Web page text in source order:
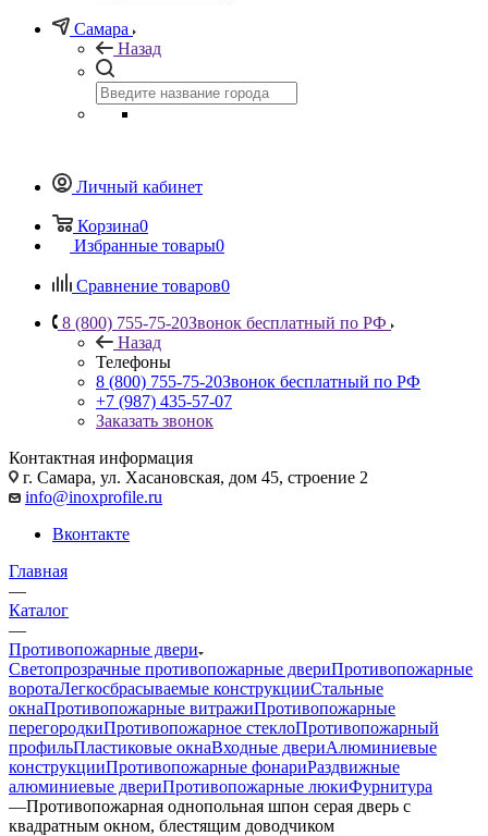
Самара
Назад
Личный кабинет
Корзина0
Избранные товары0
Сравнение товаров0
8 (800) 755-75-20Звонок бесплатный по РФ
Назад
Телефоны
8 (800) 755-75-20Звонок бесплатный по РФ
+7 (987) 435-57-07
Заказать звонок
Контактная информация
г. Самара, ул. Хасановская, дом 45, строение 2
info@inoxprofile.ru
Вконтакте
Главная
—
Каталог
—
Противопожарные двери
Светопрозрачные противопожарные двериПротивопожарные
воротаЛегкосбрасываемые конструкцииСтальные
окнаПротивопожарные витражиПротивопожарные
перегородкиПротивопожарное стеклоПротивопожарный
профильПластиковые окнаВходные двериАлюминиевые
конструкцииПротивопожарные фонариРаздвижные
алюминиевые двериПротивопожарные люкиФурнитура
—Противопожарная однопольная шпон серая дверь с
квадратным окном, блестящим доводчиком